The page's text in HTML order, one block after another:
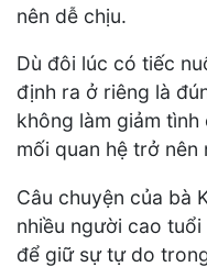
nên dễ chịu.
Dù đôi lúc có tiếc
định ra ở riêng là
không làm giảm
mối quan hệ trở nên
Câu chuyện của bà
nhiều người cao
để giữ sự tự do